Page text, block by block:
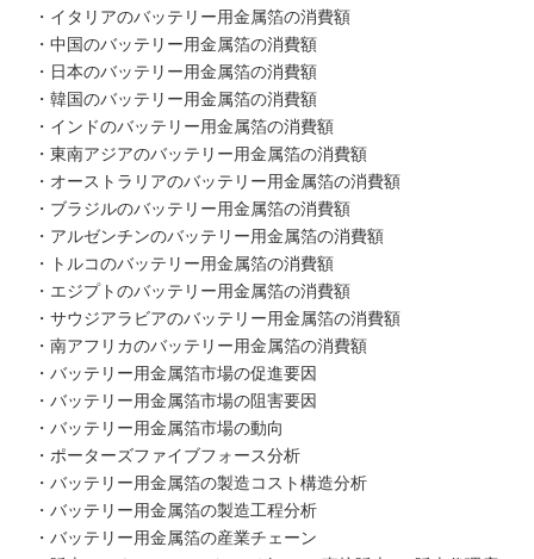
・イタリアのバッテリー用金属箔の消費額
・中国のバッテリー用金属箔の消費額
・日本のバッテリー用金属箔の消費額
・韓国のバッテリー用金属箔の消費額
・インドのバッテリー用金属箔の消費額
・東南アジアのバッテリー用金属箔の消費額
・オーストラリアのバッテリー用金属箔の消費額
・ブラジルのバッテリー用金属箔の消費額
・アルゼンチンのバッテリー用金属箔の消費額
・トルコのバッテリー用金属箔の消費額
・エジプトのバッテリー用金属箔の消費額
・サウジアラビアのバッテリー用金属箔の消費額
・南アフリカのバッテリー用金属箔の消費額
・バッテリー用金属箔市場の促進要因
・バッテリー用金属箔市場の阻害要因
・バッテリー用金属箔市場の動向
・ポーターズファイブフォース分析
・バッテリー用金属箔の製造コスト構造分析
・バッテリー用金属箔の製造工程分析
・バッテリー用金属箔の産業チェーン